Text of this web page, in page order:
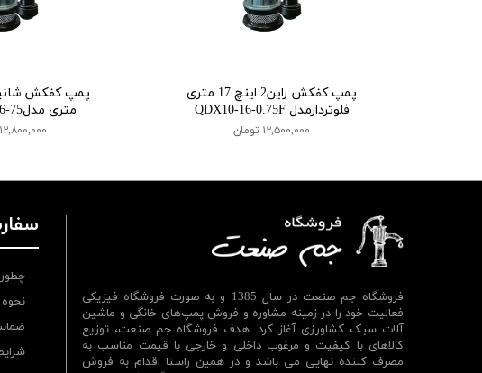
پمپ کفکش راین2 اینچ 17 متری
فلوتردارمدل QDX10-16-0.75F
۱۲,۵۰۰,۰۰۰ تومان
متری مدلQDX- 10-16-75
۱۲,۸۰۰,۰۰۰ تومان
فروشگاه جم صنعت در سال 1385 و به صورت فروشگاه فیزیکی
فعالیت خود را در زمینه مشاوره و فروش پمپ‌های خانگی و ماشین
آلات سبک کشاورزی آغاز کرد. هدف فروشگاه جم صنعت، توزیع
کالاهای با کیفیت و مرغوب داخلی و خارجی با قیمت مناسب به
مصرف کننده نهایی می باشد و در همین راستا اقدام به فروش
نحوه